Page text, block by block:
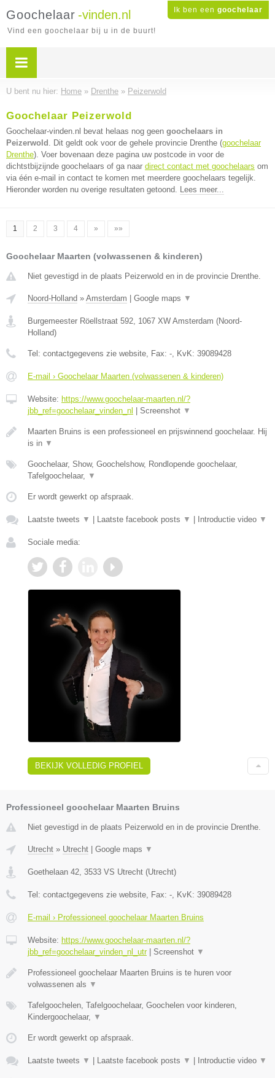
Ik ben een goochelaar
Goochelaar -vinden.nl
Vind een goochelaar bij u in de buurt!
U bent nu hier: Home » Drenthe » Peizerwold
Goochelaar Peizerwold
Goochelaar-vinden.nl bevat helaas nog geen goochelaars in
Peizerwold . Dit geldt ook voor de gehele provincie Drenthe (goochelaar
Drenthe). Voer bovenaan deze pagina uw postcode in voor de
dichtstbijzijnde goochelaars of ga naar direct contact met goochelaars om
via één e-mail in contact te komen met meerdere goochelaars tegelijk.
Hieronder worden nu overige resultaten getoond. Lees meer...
1 2 3 4 » »»
Goochelaar Maarten (volwassenen & kinderen)
Niet gevestigd in de plaats Peizerwold en in de provincie Drenthe.
Noord-Holland » Amsterdam Google maps ▼
Burgemeester Röellstraat 592, 1067 XW Amsterdam (Noord-
Holland)
Tel: contactgegevens zie website, Fax: -, KvK: 39089428
E-mail › Goochelaar Maarten (volwassenen & kinderen)
Website: https://www.goochelaar-maarten.nl/?
jbb_ref=goochelaar_vinden_nl
Screenshot ▼
Maarten Bruins is een professioneel en prijswinnend goochelaar. Hij
is in ▼
Goochelaar, Show, Goochelshow, Rondlopende goochelaar,
Tafelgoochelaar, ▼
Er wordt gewerkt op afspraak.
Laatste tweets ▼ Laatste facebook posts ▼ Introductie video ▼
Sociale media:
BEKIJK VOLLEDIG PROFIEL
Professioneel goochelaar Maarten Bruins
Niet gevestigd in de plaats Peizerwold en in de provincie Drenthe.
Utrecht » Utrecht Google maps ▼
Goethelaan 42, 3533 VS Utrecht (Utrecht)
Tel: contactgegevens zie website, Fax: -, KvK: 39089428
E-mail › Professioneel goochelaar Maarten Bruins
Website: https://www.goochelaar-maarten.nl/?
jbb_ref=goochelaar_vinden_nl_utr| Screenshot ▼
Professioneel goochelaar Maarten Bruins is te huren voor
volwassenen als ▼
Tafelgoochelen, Tafelgoochelaar, Goochelen voor kinderen,
Kindergoochelaar, ▼
Er wordt gewerkt op afspraak.
Laatste tweets ▼ Laatste facebook posts ▼ Introductie video ▼